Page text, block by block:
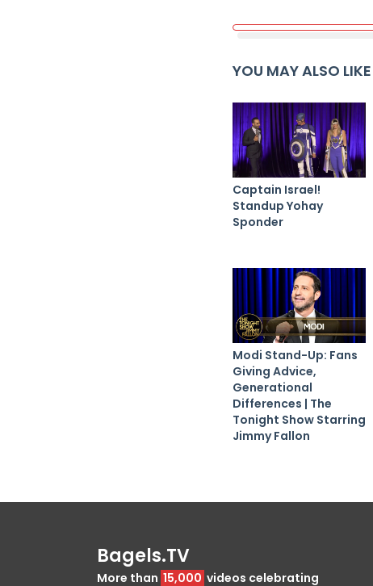
YOU MAY ALSO LIKE
Captain Israel!
Standup Yohay
Sponder
Modi Stand-Up: Fans
Giving Advice,
Generational
Differences | The
Tonight Show Starring
Jimmy Fallon
Bagels.TV
More than 15,000 videos celebrating